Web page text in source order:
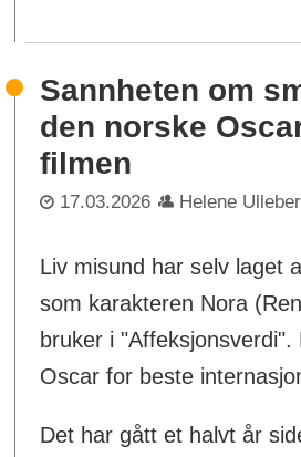
Sannheten om
den norske
filmen
17.03.2026 Helene
Liv misund har selv laget
som karakteren Nora
bruker i "Affeksjonsverdi".
Oscar for beste
Det har gått et halvt år